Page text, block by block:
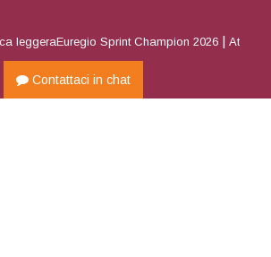
Sprint Champion 2026 |Atletica
Contattaci in chat